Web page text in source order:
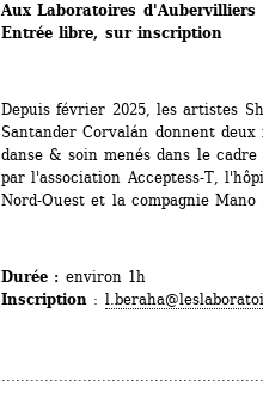
Aux Laboratoires d'Aubervilliers
Entrée libre, sur inscription
Depuis février 2025, les artistes
Santander Corvalán donnent
danse & soin menés dans le
par l'association Acceptess-T,
Nord-Ouest et la compagnie Mano
Durée : environ 1h
Inscription :